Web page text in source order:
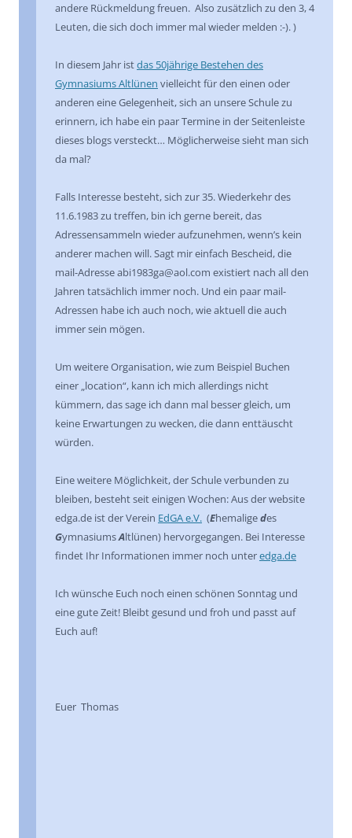
andere Rückmeldung freuen. Also zusätzlich zu den 3, 4
Leuten, die sich doch immer mal wieder melden :-). )
In diesem Jahr istdas 50jährige Bestehen des
Gymnasiums Altlünen vielleicht für den einen oder
anderen eine Gelegenheit, sich an unsere Schule zu
erinnern, ich habe ein paar Termine in der Seitenleiste
dieses blogs versteckt… Möglicherweise sieht man sich
da mal?
Falls Interesse besteht, sich zur 35. Wiederkehr des
11.6.1983 zu treffen, bin ich gerne bereit, das
Adressensammeln wieder aufzunehmen, wenn’s kein
anderer machen will. Sagt mir einfach Bescheid, die
mail-Adresse abi1983ga@aol.com existiert nach all den
Jahren tatsächlich immer noch. Und ein paar mail-
Adressen habe ich auch noch, wie aktuell die auch
immer sein mögen.
Um weitere Organisation, wie zum Beispiel Buchen
einer „location“, kann ich mich allerdings nicht
kümmern, das sage ich dann mal besser gleich, um
keine Erwartungen zu wecken, die dann enttäuscht
würden.
Eine weitere Möglichkeit, der Schule verbunden zu
bleiben, besteht seit einigen Wochen: Aus der website
edga.de ist der Verein EdGA e.V. (Ehemaligedes
GymnasiumsAltlünen) hervorgegangen. Bei Interesse
findet Ihr Informationen immer noch unteredga.de
Ich wünsche Euch noch einen schönen Sonntag und
eine gute Zeit! Bleibt gesund und froh und passt auf
Euch auf!
Euer Thomas